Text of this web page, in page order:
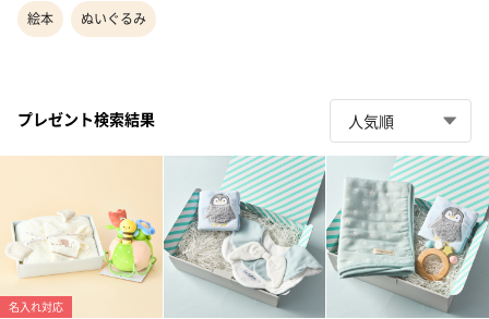
絵本 ぬいぐるみ
プレゼント検索結果